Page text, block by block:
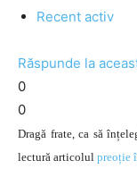
Recent activ
Răspunde la
0
0
Dragă frate, ca să
lectură articolul preoție